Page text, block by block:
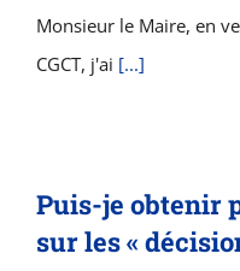
Monsieur le Maire, en
CGCT, j'ai [...]
Puis-je obtenir
sur les «